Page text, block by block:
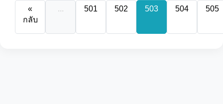
«
กลับ
... 501 502 503 504 505